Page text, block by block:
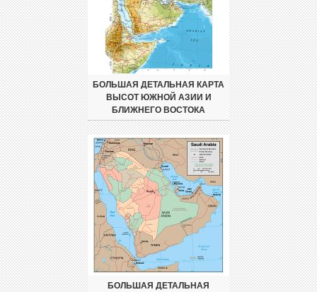
БОЛЬШАЯ ДЕТАЛЬНАЯ КАРТА
ВЫСОТ ЮЖНОЙ АЗИИ И
БЛИЖНЕГО ВОСТОКА
БОЛЬШАЯ ДЕТАЛЬНАЯ